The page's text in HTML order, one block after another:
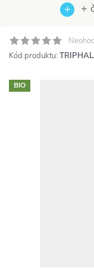
+
Kód produktu:
BIO